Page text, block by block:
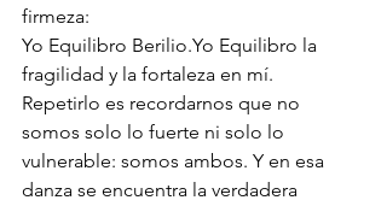
firmeza:
Yo Equilibro Berilio.Yo Equilibro la
fragilidad y la fortaleza en mí.
Repetirlo es recordarnos que no
somos solo lo fuerte ni solo lo
vulnerable: somos ambos. Y en esa
danza se encuentra la verdadera